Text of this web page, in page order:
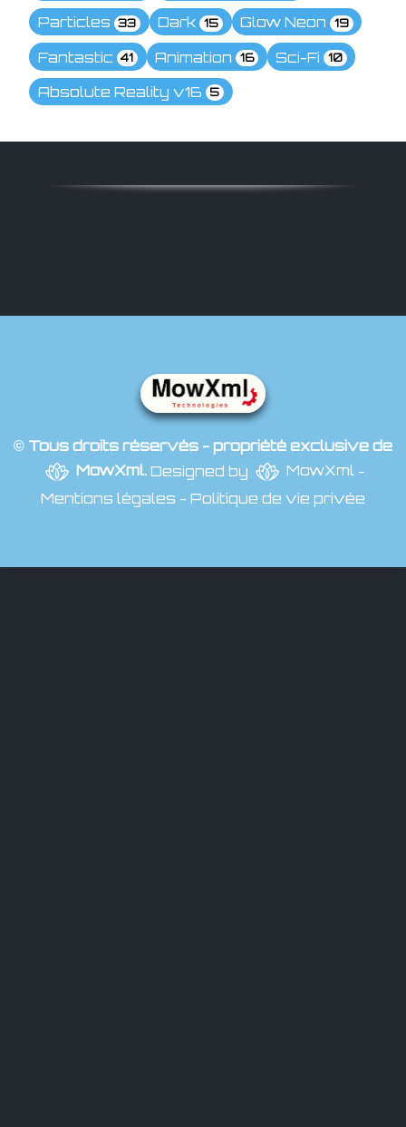
Particles 33 Dark 15 Glow Neon 19
Fantastic 41 Animation 16 Sci-Fi 10
Absolute Reality v16 5
© Tous droits réservés - propriété exclusive de
MowXml.Designed by MowXml-
Mentions légales - Politique de vie privée